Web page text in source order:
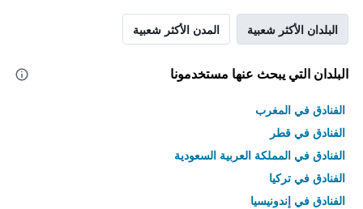
البلدان الأكثر شعبية المدن الأكثر شعبية
البلدان التي يبحث عنها مستخدمونا
الفنادق في المغرب
الفنادق في قطر
الفنادق في المملكة العربية السعودية
الفنادق في تركيا
الفنادق في إندونيسيا